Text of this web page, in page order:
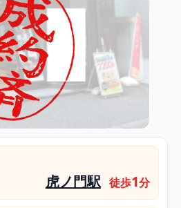
虎ノ門駅 徒歩1分